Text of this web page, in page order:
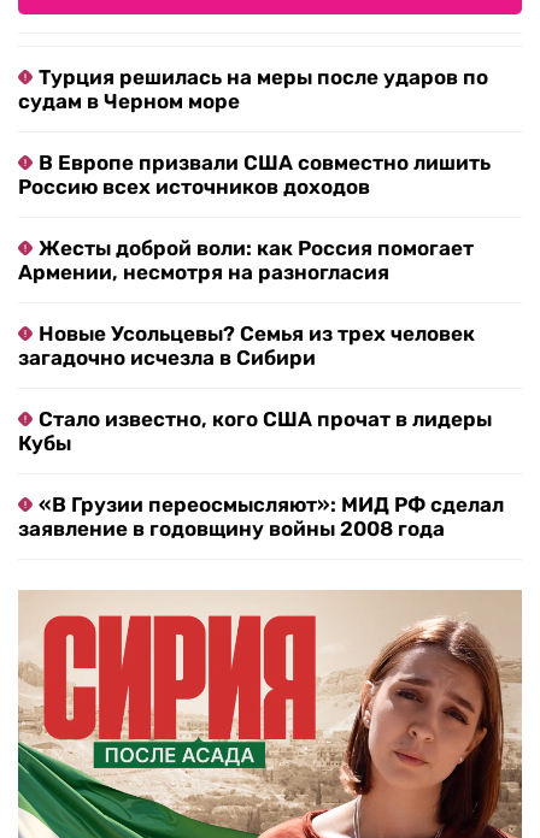
Турция решилась на меры после ударов по
судам в Черном море
В Европе призвали США совместно лишить
Россию всех источников доходов
Жесты доброй воли: как Россия помогает
Армении, несмотря на разногласия
Новые Усольцевы? Семья из трех человек
загадочно исчезла в Сибири
Стало известно, кого США прочат в лидеры
Кубы
«В Грузии переосмысляют»: МИД РФ сделал
заявление в годовщину войны 2008 года